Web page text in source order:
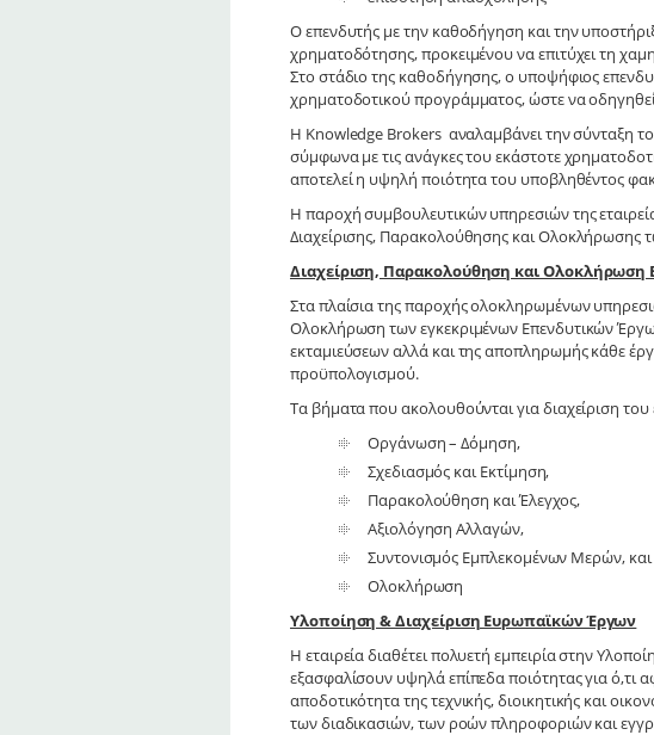
Ο επενδυτής με την καθοδήγηση και την
χρηματοδότησης, προκειμένου να επιτύχει τη
Στο στάδιο της καθοδήγησης, ο υποψήφιος
χρηματοδοτικού προγράμματος, ώστε να
Η Knowledge Brokers αναλαμβάνει την σύνταξη
σύμφωνα με τις ανάγκες του εκάστοτε
αποτελεί η υψηλή ποιότητα του υποβληθέντος
Η παροχή συμβουλευτικών υπηρεσιών της
Διαχείρισης, Παρακολούθησης και Ολοκλήρωσης
Διαχείριση, Παρακολούθηση και Ολοκλήρωση
Στα πλαίσια της παροχής ολοκληρωμένων
Ολοκλήρωση των εγκεκριμένων Επενδυτικών
εκταμιεύσεων αλλά και της αποπληρωμής κάθε
προϋπολογισμού.
Τα βήματα που ακολουθούνται για διαχείριση του
Οργάνωση – Δόμηση,
Σχεδιασμός και Εκτίμηση,
Παρακολούθηση και Έλεγχος,
Αξιολόγηση Αλλαγών,
Συντονισμός Εμπλεκομένων Μερών, και
Ολοκλήρωση
Υλοποίηση & Διαχείριση Ευρωπαϊκών Έργων
Η εταιρεία διαθέτει πολυετή εμπειρία στην
εξασφαλίσουν υψηλά επίπεδα ποιότητας για ό,τι
αποδοτικότητα της τεχνικής, διοικητικής και
των διαδικασιών, των ροών πληροφοριών και